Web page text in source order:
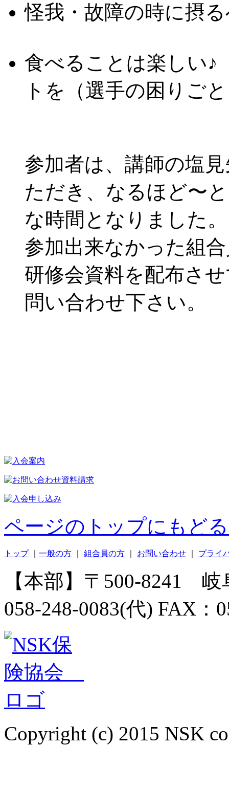
怪我・故障の時に摂
食べることは楽し
トを（選手の困りご
参加者は、講師の塩
ただき、なるほど〜
な時間となりました。
参加出来なかった組
研修会資料を配布さ
問い合わせ下さい。
ページのトップにもど
トップ｜ 一般の方 組合員の方 お問い合わせ プライ
【本部】〒500-8241
058-248-0083(代) FAX：
Copyright (c) 2015 NSK